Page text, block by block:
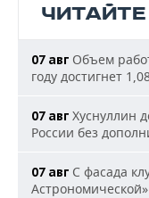
07 авг Объем
году достигнет
07 авг Хуснуллин
России без
07 авг С фасада